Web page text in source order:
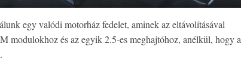
egy valódi motorház fedelet, aminek az eltávolításával
modulokhoz és az egyik 2.5-es meghajtóhoz, anélkül, hogy a